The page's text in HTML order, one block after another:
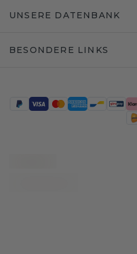
UNSERE DATENBANK
BESONDERE LINKS